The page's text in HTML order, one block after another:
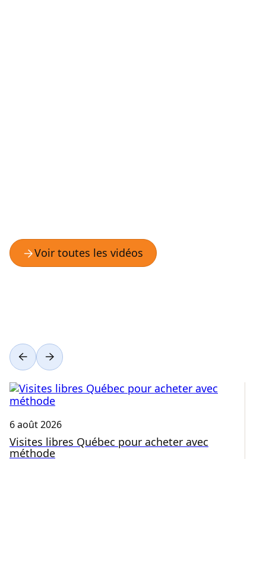
6 août 2026
Visites libres Québec pour acheter avec
méthode